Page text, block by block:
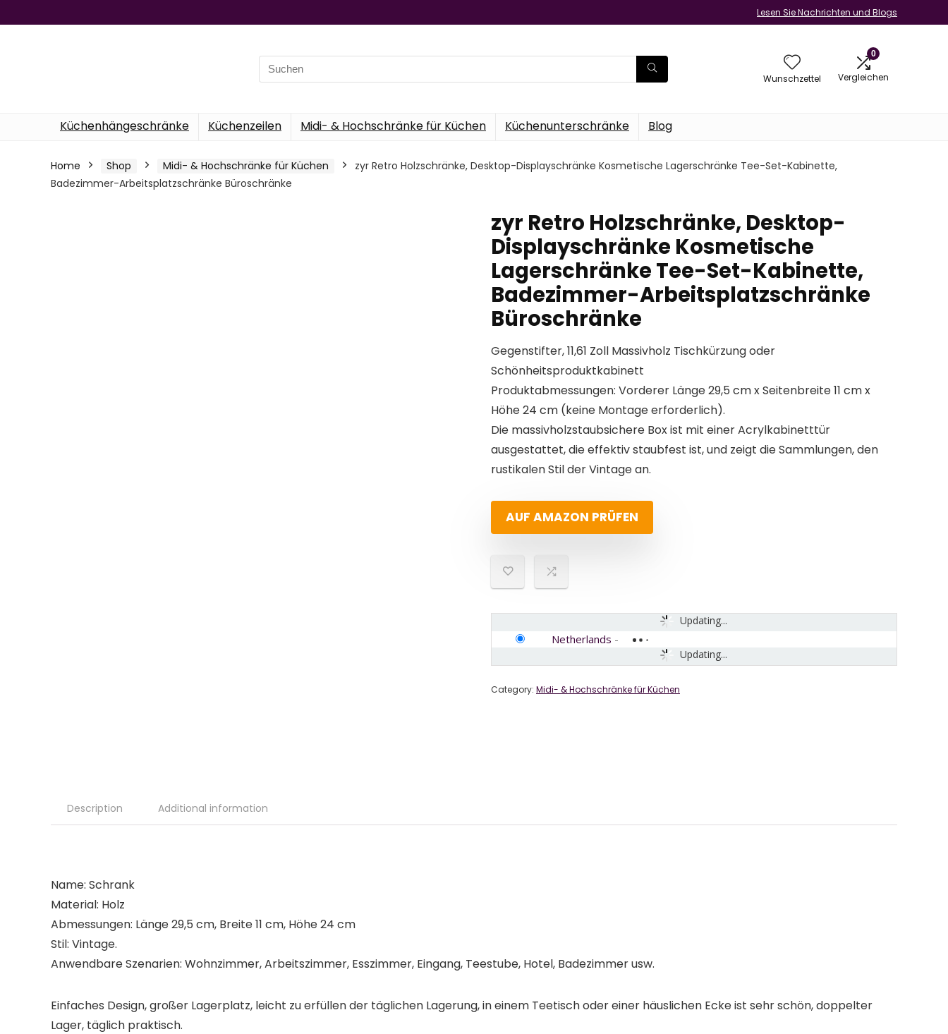
Lesen Sie Nachrichten und Blogs
Search
for:
Wunschzettel
0
Vergleichen
Küchenhängeschränke Küchenzeilen Midi- & Hochschränke für Küchen Küchenunterschränke Blog
Home Shop Midi- & Hochschränke für Küchen
zyr Retro Holzschränke, Desktop-Displayschränke Kosmetische Lagerschränke Tee-Set-Kabinette,
Badezimmer-Arbeitsplatzschränke Büroschränke
zyr Retro Holzschränke, Desktop-
Displayschränke Kosmetische
Lagerschränke Tee-Set-Kabinette,
Badezimmer-Arbeitsplatzschränke
Büroschränke
Gegenstifter, 11,61 Zoll Massivholz Tischkürzung oder
Schönheitsproduktkabinett
Produktabmessungen: Vorderer Länge 29,5 cm x Seitenbreite 11 cm x
Höhe 24 cm (keine Montage erforderlich).
Die massivholzstaubsichere Box ist mit einer Acrylkabinetttür
ausgestattet, die effektiv staubfest ist, und zeigt die Sammlungen, den
rustikalen Stil der Vintage an.
AUF AMAZON PRÜFEN
Updating...
Updating...
Netherlands -
Category: Midi- & Hochschränke für Küchen
Description Additional information
Name: Schrank
Material: Holz
Abmessungen: Länge 29,5 cm, Breite 11 cm, Höhe 24 cm
Stil: Vintage.
Anwendbare Szenarien: Wohnzimmer, Arbeitszimmer, Esszimmer, Eingang, Teestube, Hotel, Badezimmer usw.
Einfaches Design, großer Lagerplatz, leicht zu erfüllen der täglichen Lagerung, in einem Teetisch oder einer häuslichen Ecke ist sehr schön, doppelter
Lager, täglich praktisch.